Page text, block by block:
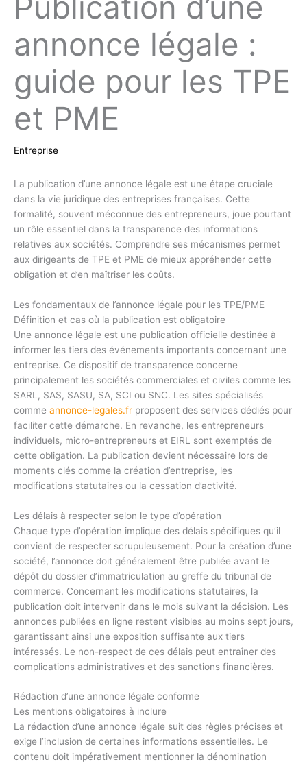
annonce légale :
guide pour les TPE
et PME
Entreprise
La publication d’une annonce légale est une étape cruciale
dans la vie juridique des entreprises françaises. Cette
formalité, souvent méconnue des entrepreneurs, joue pourtant
un rôle essentiel dans la transparence des informations
relatives aux sociétés. Comprendre ses mécanismes permet
aux dirigeants de TPE et PME de mieux appréhender cette
obligation et d’en maîtriser les coûts.
Les fondamentaux de l’annonce légale pour les TPE/PME
Définition et cas où la publication est obligatoire
Une annonce légale est une publication officielle destinée à
informer les tiers des événements importants concernant une
entreprise. Ce dispositif de transparence concerne
principalement les sociétés commerciales et civiles comme les
SARL, SAS, SASU, SA, SCI ou SNC. Les sites spécialisés
comme annonce-legales.fr proposent des services dédiés pour
faciliter cette démarche. En revanche, les entrepreneurs
individuels, micro-entrepreneurs et EIRL sont exemptés de
cette obligation. La publication devient nécessaire lors de
moments clés comme la création d’entreprise, les
modifications statutaires ou la cessation d’activité.
Les délais à respecter selon le type d’opération
Chaque type d’opération implique des délais spécifiques qu’il
convient de respecter scrupuleusement. Pour la création d’une
société, l’annonce doit généralement être publiée avant le
dépôt du dossier d’immatriculation au greffe du tribunal de
commerce. Concernant les modifications statutaires, la
publication doit intervenir dans le mois suivant la décision. Les
annonces publiées en ligne restent visibles au moins sept jours,
garantissant ainsi une exposition suffisante aux tiers
intéressés. Le non-respect de ces délais peut entraîner des
complications administratives et des sanctions financières.
Rédaction d’une annonce légale conforme
Les mentions obligatoires à inclure
La rédaction d’une annonce légale suit des règles précises et
exige l’inclusion de certaines informations essentielles. Le
contenu doit impérativement mentionner la dénomination